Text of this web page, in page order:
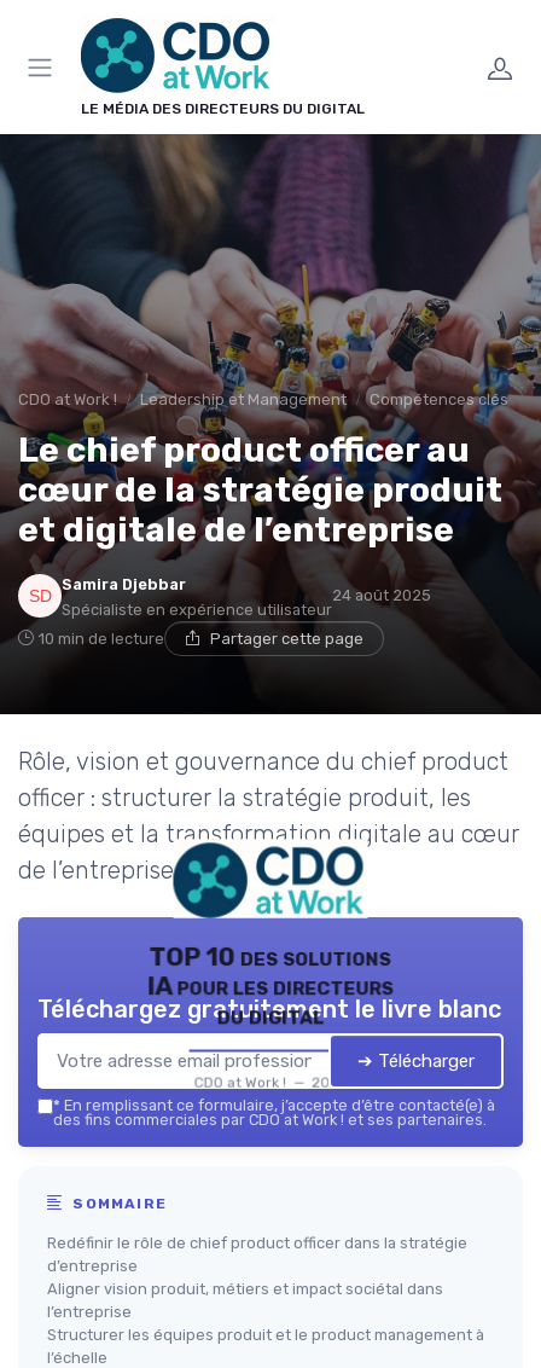
LE MÉDIA DES DIRECTEURS DU DIGITAL
CDO at Work ! Leadership et Management Compétences clés
Le chief product officer au
cœur de la stratégie produit
et digitale de l’entreprise
Samira Djebbar
Spécialiste en expérience utilisateur
24 août 2025
10 min de lecture Partager cette page
Rôle, vision et gouvernance du chief product
officer : structurer la stratégie produit, les
équipes et la transformation digitale au cœur
de l’entreprise.
TOP 10 des solutions
IA pour les directeurs
du digital
CDO at Work ! — 2026
Téléchargez gratuitement le livre blanc
➔ Télécharger
* En remplissant ce formulaire, j’accepte d’être contacté(e) à
des fins commerciales par CDO at Work ! et ses partenaires.
SOMMAIRE
Redéfinir le rôle de chief product officer dans la stratégie
d’entreprise
Aligner vision produit, métiers et impact sociétal dans
l’entreprise
Structurer les équipes produit et le product management à
l’échelle
Panneau de gestion des cookies